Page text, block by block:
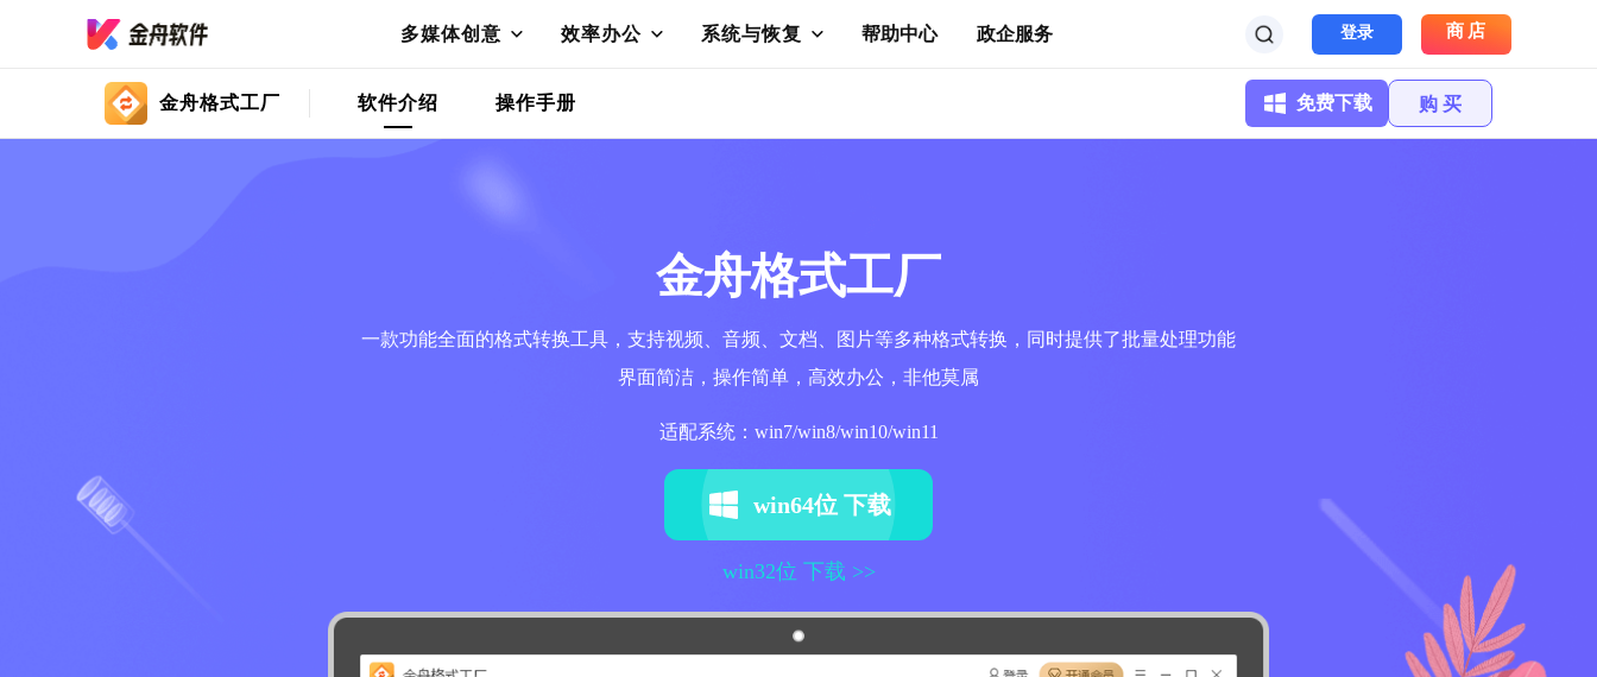
多媒体创意 效率办公 系统与恢复 帮助中心 政企服务 登录 商店
金舟格式工厂 软件介绍 操作手册 免费下载 购 买
金舟格式工厂
一款功能全面的格式转换工具，支持视频、音频、文档、图片等多种格式转换，同时提供了批量处理功能
界面简洁，操作简单，高效办公，非他莫属
适配系统：win7/win8/win10/win11
win64位 下载
win32位 下载 >>